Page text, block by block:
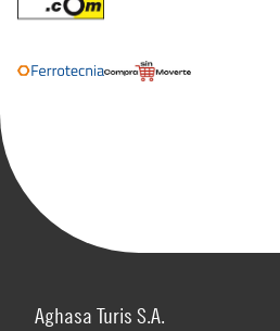
Aghasa Turis S.A.